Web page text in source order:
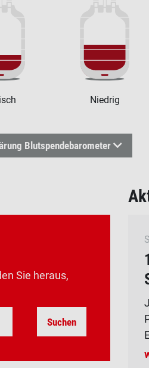
Niedrig
Blutspendebarometer
Sie heraus,
Suchen